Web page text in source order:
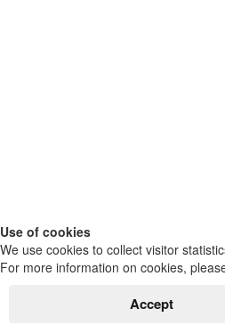
Use of cookies
We use cookies to collect visitor
For more information on cookies,
Accept